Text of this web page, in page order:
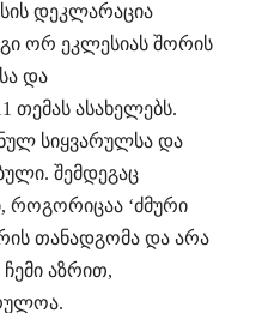
დეკლარაცია
ორ ეკლესიას შორის
და
თემას ასახელებს.
სიყვარულსა და
შემდეგაც
როგორიცაა ‘ძმური
თანადგომა და არა
აზრით,